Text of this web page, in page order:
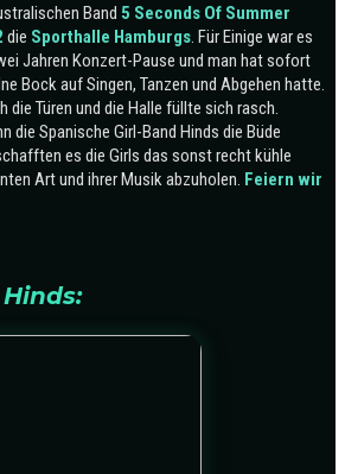
Band 5 Seconds Of Summer
die Sporthalle Hamburgs. Für Einige war es
Jahren Konzert-Pause und man hat sofort
Bock auf Singen, Tanzen und Abgehen hatte.
die Türen und die Halle füllte sich rasch.
die Spanische Girl-Band Hinds die Büde
es die Girls das sonst recht kühle
Art und ihrer Musik abzuholen. Feiern wir